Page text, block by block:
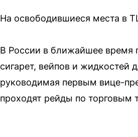
На освободившиеся места в
В России в ближайшее время
сигарет, вейпов и жидкостей
руководимая первым вице-
проходят рейды по торговым